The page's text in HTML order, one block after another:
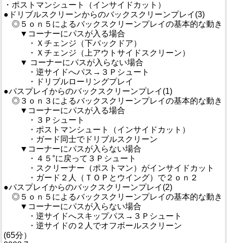
・ポストマンシュート（インサイドカット）
●ドリブルスクリーンからのバックスクリーンプレイ(3)
◎５ｏｎ５によるバックスクリーンプレイの基本的な動き
▼コーナーにパスが入る場合
・Ｘチェンジ（下バックドア）
・Ｘチェンジ（上アウトサイドスクリーン）
▼ コーナーにパスが入らない場合
・逆サイドへパス→３Ｐシュート
・ドリブルローリングプレイ
●パスプレイからのバックスクリーンプレイ(1)
◎３ｏｎ３によるバックスクリーンプレイの基本的な動き
▼コーナーにパスが入る場合
・３Ｐシュート
・ポストマンシュート（インサイドカット）
・ガード同士でドリブルスクリーン
▼コーナーにパスが入らない場合
・４５°に戻って３Ｐシュート
・スクリーナー（ポストマン）がインサイドカット
・ガード２人（ＴＯＰとウイング）で２ｏｎ２
●パスプレイからのバックスクリーンプレイ(2)
◎５ｏｎ５によるバックスクリーンプレイの基本的な動き
▼コーナーにパスが入らない場合
・逆サイドへスキップパス→３Ｐシュート
・逆サイドの２人でオフボールスクリーン
(65分）